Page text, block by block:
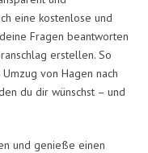
eine kostenlose und
Fragen beantworten
erstellen. So
von Hagen nach
du dir wünschst – und
und genieße einen